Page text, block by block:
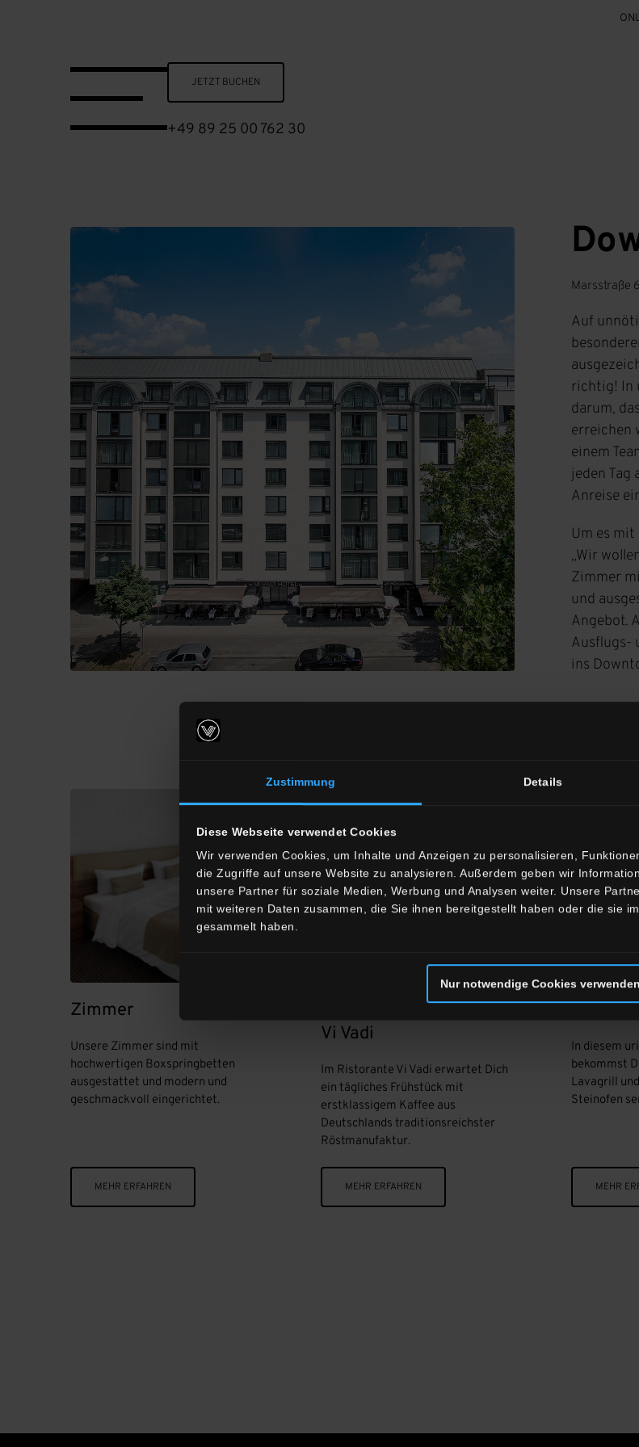
Zustimmung Details
Diese Webseite verwendet Cookies
Wir verwenden Cookies, um Inhalte und Anzeigen zu personalisieren,
die Zugriffe auf unsere Website zu analysieren. Außerdem geben wir
unsere Partner für soziale Medien, Werbung und Analysen weiter. Unsere
mit weiteren Daten zusammen, die Sie ihnen bereitgestellt haben oder die sie
gesammelt haben.
Nur notwendige Cookies verwenden
JETZT BUCHEN
+49 89 25 00 762 30
Marsstraße
Auf
richtig! In
darum,
erreichen
einem
jeden
Anreise
Um es
„Wir
Zimmer
und
Angebot.
Ausflugs-
ins
Zimmer
Unsere Zimmer sind mit
hochwertigen Boxspringbetten
ausgestattet und modern und
geschmackvoll eingerichtet.
MEHR ERFAHREN
Vi Vadi
Im Ristorante Vi Vadi erwartet Dich
ein tägliches Frühstück mit
erstklassigem Kaffee aus
Deutschlands traditionsreichster
Röstmanufaktur.
MEHR ERFAHREN
Vi Vadi
In diesem
bekommst
Lavagrill
Steinofen
MEHR